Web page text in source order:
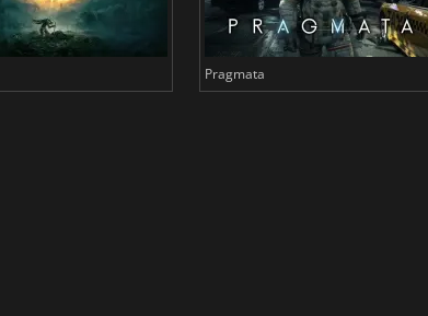
Pragmata